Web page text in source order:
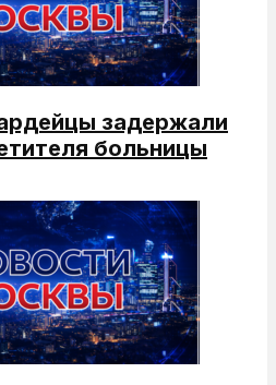
задержали
больницы